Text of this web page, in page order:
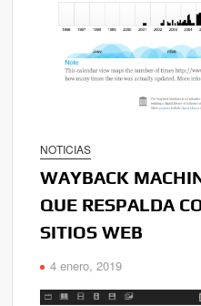
NOTICIAS
WAYBACK
QUE RESPALDA
SITIOS WEB
4 enero, 2019